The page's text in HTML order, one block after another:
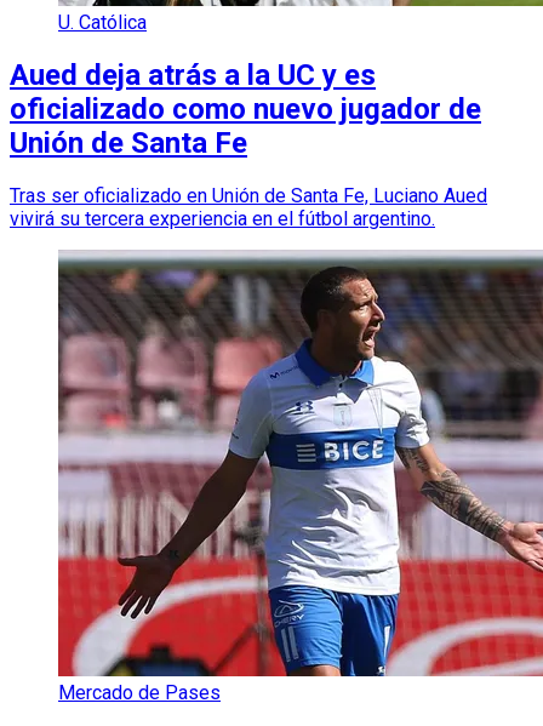
U. Católica
Aued deja atrás a la UC y es
oficializado como nuevo jugador de
Unión de Santa Fe
Tras ser oficializado en Unión de Santa Fe, Luciano Aued
vivirá su tercera experiencia en el fútbol argentino.
Mercado de Pases